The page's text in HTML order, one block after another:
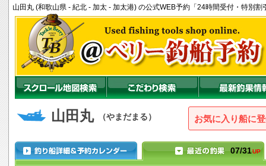
山田丸 (和歌山県 - 紀北 - 加太 - 加太港) の公式WEB予約「24時間受付・特別割
山田丸 （やまだまる） お気に入り船に
07/31UP